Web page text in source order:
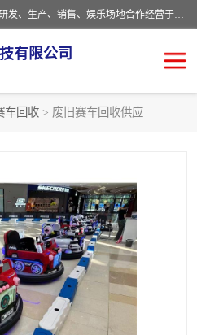
广州华耀动漫科技有限公司是一家集研发、生产、销售、娱乐场地合作经营于一体的动漫游戏公司。本公司拥有一支年轻化集研发生产到售后服务的队伍，及时地为客户提供、赚钱的产品。本公司以雄厚的实力、合理的价格、优良的服务与多家企业建立了长期的合作关系。热诚欢迎各界前来参观、考察、洽谈业务。目前公司经营的产品有：各种捕渔游戏机系列，大型模拟机系列、轮盘机系列、连线机系列、框体机系列、玛莉机系列等。
有限公司
车回收 > 废旧赛车回收供应
电玩城回收
儿童机回收
*机回收